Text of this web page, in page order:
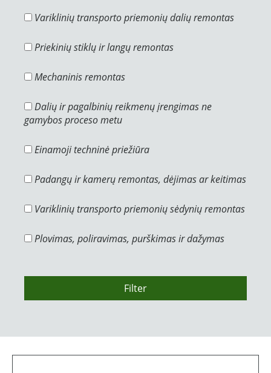
Variklinių transporto priemonių dalių remontas
Priekinių stiklų ir langų remontas
Mechaninis remontas
Dalių ir pagalbinių reikmenų įrengimas ne
gamybos proceso metu
Einamoji techninė priežiūra
Padangų ir kamerų remontas, dėjimas ar keitimas
Variklinių transporto priemonių sėdynių remontas
Plovimas, poliravimas, purškimas ir dažymas
Filter